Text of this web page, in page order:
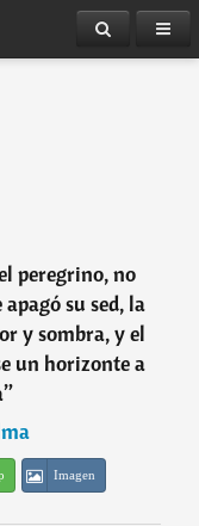
peregrino, no
su sed, la
y sombra, y el
un horizonte a
”
Imagen